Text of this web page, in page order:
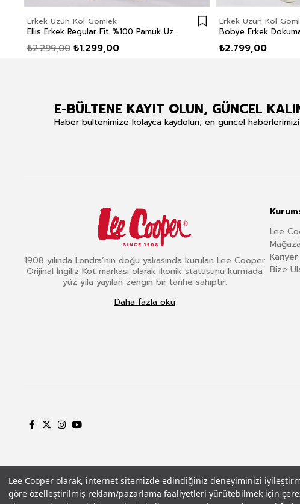
Lee Cooper olarak, internet sitemizde edindiğiniz deneyiminizi
göre özelleştirilmiş reklam/pazarlama faaliyetleri yürütebilmek için
Erkek Uzun Kol Gömlek
Ellıs Erkek Regular Fit %100 Pamuk Uzun Kol Gömlek Bej
₺1.299,00
₺2.299,00
Erkek Uzun Kol
₺2.799,00
E-BÜLTENE KAYIT OLUN, GÜNCEL
Haber bültenimize kolayca kaydolun, en güncel
1908 yılında Londra’nın doğu yakasında kurulan Lee Cooper
Orijinal İngiliz Kot markası olarak ikonik statüsünü kurmada
yüz yıla yayılan zengin bir tarihe sahiptir.
Daha fazla oku
Lee
Kariyer
Bize
Gizlilik PolitikasıÇerez PolitikasıKVKK Aydınlatma MetniŞartlar ve Koşullar©